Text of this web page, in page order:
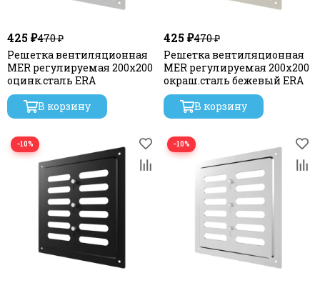
425 ₽470 ₽
Решетка вентиляционная
MER регулируемая 200х200
оцинк.сталь ERA
В корзину
425 ₽470 ₽
Решетка вентиляционная
MER регулируемая 200х200
окраш.сталь бежевый ERA
В корзину
−10% −10%